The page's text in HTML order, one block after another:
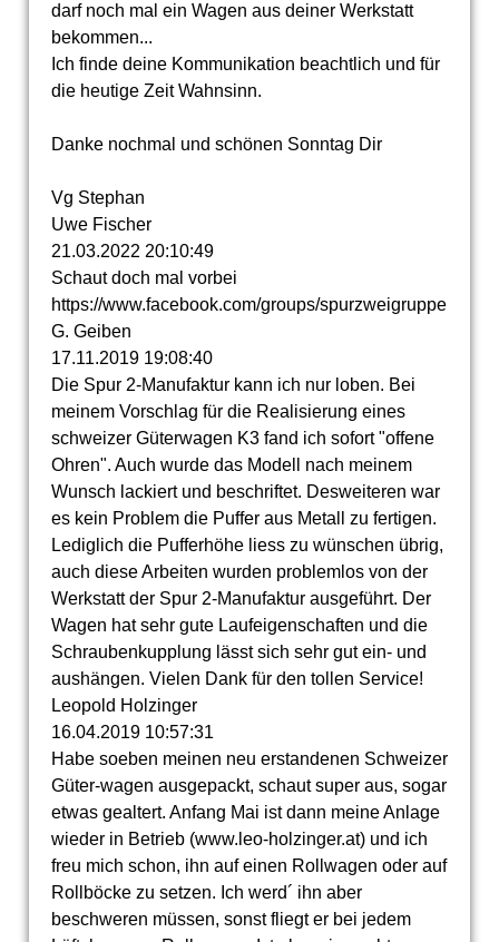
darf noch mal ein Wagen aus deiner Werkstatt
bekommen...
Ich finde deine Kommunikation beachtlich und für
die heutige Zeit Wahnsinn.
Danke nochmal und schönen Sonntag Dir
Vg Stephan
Uwe Fischer
21.03.2022 20:10:49
Schaut doch mal vorbei
https:­//­www.­facebook.­com/­groups/­spurzweigruppe
G. Geiben
17.11.2019 19:08:40
Die Spur 2-Manufaktur kann ich nur loben. Bei
meinem Vorschlag für die Realisierung eines
schweizer Güterwagen K3 fand ich sofort "offene
Ohren". Auch wurde das Modell nach meinem
Wunsch lackiert und beschriftet. Desweiteren war
es kein Problem die Puffer aus Metall zu fertigen.
Lediglich die Pufferhöhe liess zu wünschen übrig,
auch diese Arbeiten wurden problemlos von der
Werkstatt der Spur 2-Manufaktur ausgeführt. Der
Wagen hat sehr gute Laufeigenschaften und die
Schraubenkupplung lässt sich sehr gut ein- und
aushängen. Vielen Dank für den tollen Service!
Leopold Holzinger
16.04.2019 10:57:31
Habe soeben meinen neu erstandenen Schweizer
Güter-wagen ausgepackt, schaut super aus, sogar
etwas gealtert. Anfang Mai ist dann meine Anlage
wieder in Betrieb (www.leo-holzinger.at) und ich
freu mich schon, ihn auf einen Rollwagen oder auf
Rollböcke zu setzen. Ich werd´ ihn aber
beschweren müssen, sonst fliegt er bei jedem